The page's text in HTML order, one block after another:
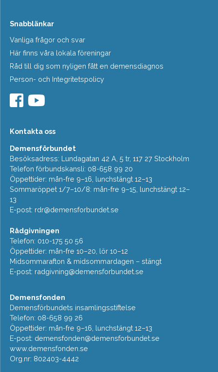
Snabblänkar
Vanliga frågor och svar
Här finns våra lokala föreningar
Råd till dig som nyligen fått en demensdiagnos
Person- och Integritetspolicy
Kontakta oss
Demensförbundet
Besöksadress: Lundagatan 42 A, 5 tr, 117 27 Stockholm
Telefon förbundskansli: 08-658 99 20
Öppettider: mån-fre 9–16, lunchstängt 12–13
Sommaröppet 1/7–10/8: mån-fre 9–15, lunchstängt 12–
13
E-post: rdr@demensforbundet.se
Rådgivningen
Telefon: 010-175 50 56
Öppettider: mån-fre 10–20, lör 10–12
Midsommarafton & midsommardagen – stängt
E-post: radgivning@demensforbundet.se
Demensfonden
Demensförbundets insamlingsstiftelse
Telefon: 08-658 99 26
Öppettider: mån-fre 9–16, lunchstängt 12–13
E-post: demensfonden@demensforbundet.se
www.demensfonden.se
Org.nr: 802403-4442